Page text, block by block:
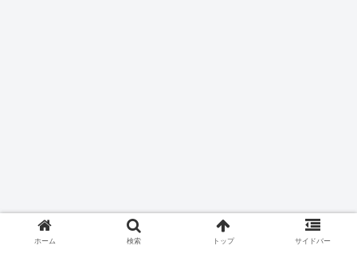
ホーム 検索 トップ サイドバー